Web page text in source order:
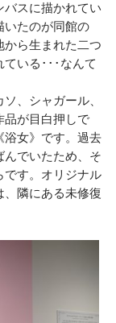
バスに描かれてい
いたのが同館の
から生まれた二つ
いる･･･なんて
、シャガール、
品が目白押しで
浴女》です。過去
でいたため、そ
です。オリジナル
隣にある未修復